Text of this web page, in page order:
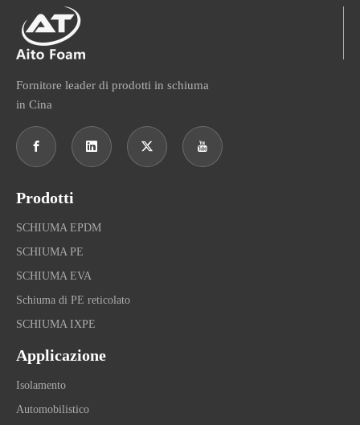
Fornitore leader di prodotti in schiuma
in Cina
Prodotti
SCHIUMA EPDM
SCHIUMA PE
SCHIUMA EVA
Schiuma di PE reticolato
SCHIUMA IXPE
Applicazione
Isolamento
Automobilistico